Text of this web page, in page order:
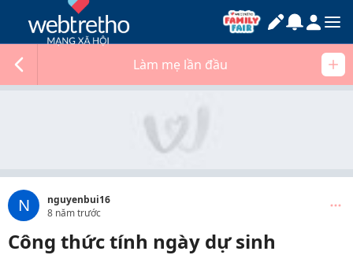
Làm mẹ lần đầu
N
nguyenbui16
8 năm trước
Công thức tính ngày dự sinh